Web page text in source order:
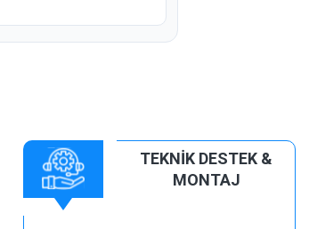
TEKNİK DESTEK &
MONTAJ